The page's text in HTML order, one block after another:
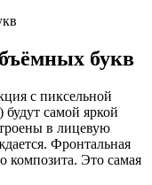
букв
с пиксельной
самой яркой
в лицевую
Фронтальная
композита. Это самая